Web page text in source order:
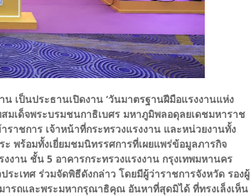
ป็นประธานเปิดงาน ‘วันมาตรฐานฝีมือแรงงานแห่ง
มเด็จพระบรมชนกาธิเบศร มหาภูมิพลอดุลยเดชมหาราช
าชการ เจ้าหน้าที่กระทรวงแรงงาน และหน่วยงานทั้ง
พร้อมทั้งเยี่ยมชมนิทรรศการที่เผยแพร่ข้อมูลภารกิจ
าน ชั้น 5 อาคารกระทรวงแรงงาน กรุงเทพมหานคร
เทศ ร่วมจัดพิธีดังกล่าว โดยมีผู้ว่าราชการจังหวัด รองผู้
ารถและพระมหากรุณาธิคุณ อันหาที่สุดมิได้ ที่ทรงเล็งเห็น